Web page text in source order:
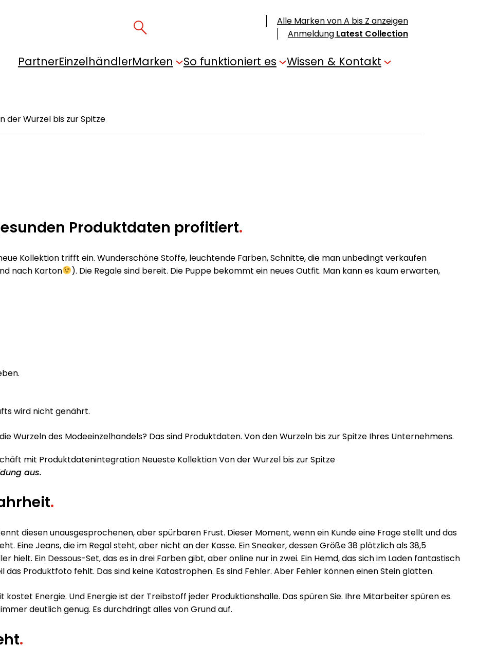
Alle Marken von A bis Z anzeigen
Anmeldung Latest Collection
PartnerEinzelhändlerMarken So funktioniert es Wissen & Kontakt
der Wurzel bis zur Spitze
Produktdaten profitiert.
Kollektion trifft ein. Wunderschöne Stoffe, leuchtende Farben, Schnitte, die man unbedingt verkaufen
nach Karton
). Die Regale sind bereit. Die Puppe bekommt ein neues Outfit. Man kann es kaum erwarten,
wird nicht genährt.
Wurzeln des Modeeinzelhandels? Das sind Produktdaten. Von den Wurzeln bis zur Spitze Ihres Unternehmens.
aus.
.
diesen unausgesprochenen, aber spürbaren Frust. Dieser Moment, wenn ein Kunde eine Frage stellt und das
Eine Jeans, die im Regal steht, aber nicht an der Kasse. Ein Sneaker, dessen Größe 38 plötzlich als 38,5
hielt. Ein Dessous-Set, das es in drei Farben gibt, aber online nur in zwei. Ein Hemd, das sich im Laden fantastisch
Produktfoto fehlt. Das sind keine Katastrophen. Es sind Fehler. Aber Fehler können einen Stein glätten.
Energie. Und Energie ist der Treibstoff jeder Produktionshalle. Das spüren Sie. Ihre Mitarbeiter spüren es.
deutlich genug. Es durchdringt alles von Grund auf.
.